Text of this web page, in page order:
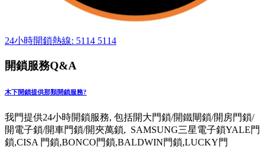
24小時開鎖熱線: 5114 5114
開鎖服務Q&A
木下開鎖提供那類開鎖服務?
我門提供24小時開鎖服務, 包括開大門鎖/開鐵閘鎖/開房門鎖/
開電子鎖/開車門鎖/開夾萬鎖, SAMSUNG三星電子鎖YALE門
鎖,CISA 門鎖,BONCO門鎖,BALDWIN門鎖,LUCKY門